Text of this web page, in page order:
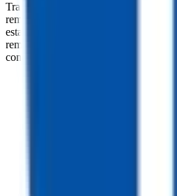
TrailersPlus es tu punto único de
remolques, recambios y servicio
establecimientos repartidos por todo el
remolques disponibles a nivel
concesionario independiente de